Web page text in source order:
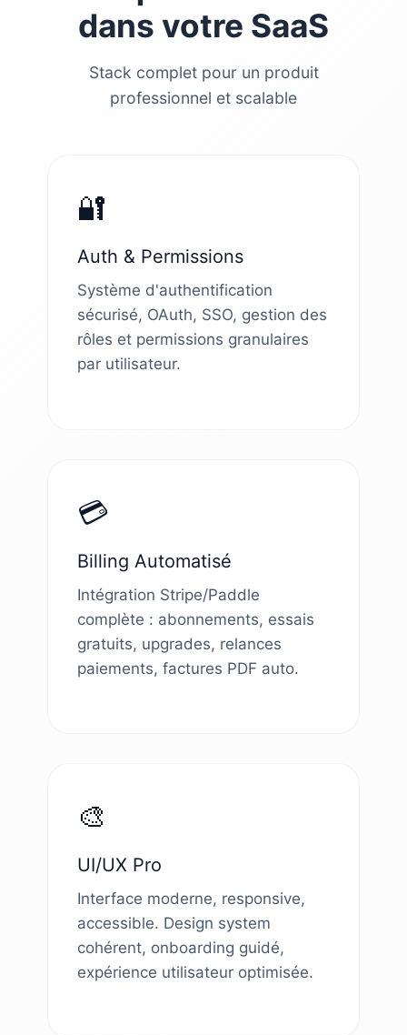
dans votre SaaS
Stack complet pour un produit
professionnel et scalable
🔐
Auth & Permissions
Système d'authentification
sécurisé, OAuth, SSO, gestion des
rôles et permissions granulaires
par utilisateur.
💳
Billing Automatisé
Intégration Stripe/Paddle
complète : abonnements, essais
gratuits, upgrades, relances
paiements, factures PDF auto.
🎨
UI/UX Pro
Interface moderne, responsive,
accessible. Design system
cohérent, onboarding guidé,
expérience utilisateur optimisée.